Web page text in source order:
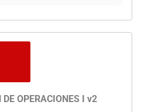
OPERACIONES I v2